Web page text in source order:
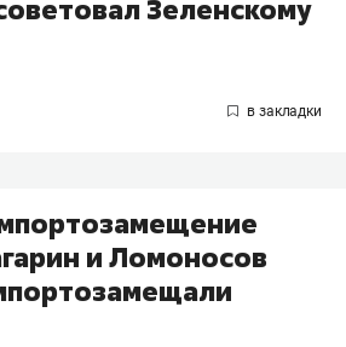
Зеленскому
и Ломоносов